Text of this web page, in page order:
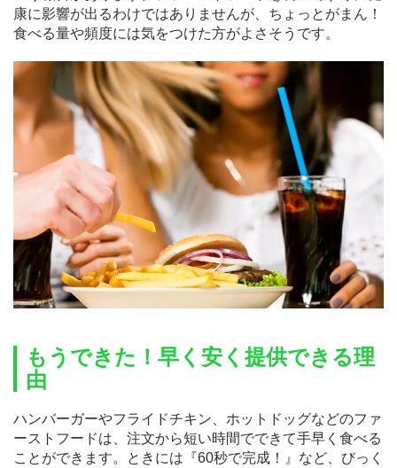
康に影響が出るわけではありませんが、ちょっとがまん！
食べる量や頻度には気をつけた方がよさそうです。
もうできた！早く安く提供できる理
由
ハンバーガーやフライドチキン、ホットドッグなどのファ
ーストフードは、注文から短い時間でできて手早く食べる
ことができます。ときには『60秒で完成！』など、びっく